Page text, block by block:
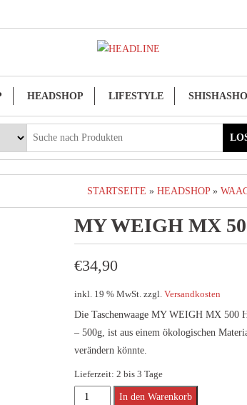
HEADSHOP LIFESTYLE
STARTSEITE » HEADSHOP»
MY WEIGH MX
€34,90
inkl. 19 % MwSt. zzgl. Versandkosten
Die Taschenwaage MY WEIGH MX 500
– 500g, ist aus einem ökologischen
verändern könnte.
Lieferzeit: 2 bis 3 Tage
MY
In den Warenkorb